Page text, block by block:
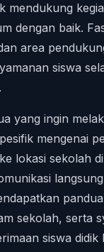
mendukung
dengan baik.
area
siswa
yang ingin
mengenai
lokasi sekolah
sekolah, serta
siswa didik